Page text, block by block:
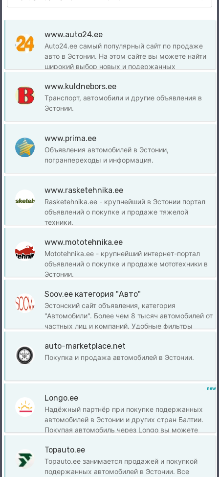
www.auto24.ee
Auto24.ee самый популярный сайт по продаже
авто в Эстонии. На этом сайте вы можете найти
широкий выбор новых и подержанных
предоставляет множество полезных функций для
поиска, таких как фильтры по цене, году
выпуска, пробегу и т.д.
www.kuldnebors.ee
Транспорт, автомобили и другие объявления в
Эстонии.
www.prima.ee
Объявления автомобилей в Эстонии,
погранпереходы и информация.
www.rasketehnika.ee
Rasketehnika.ee - крупнейший в Эстонии портал
объявлений о покупке и продаже тяжелой
техники.
www.mototehnika.ee
Mototehnika.ee - крупнейший интернет-портал
объявлений о покупке и продаже мототехники в
Эстонии.
Soov.ee категория "Авто"
Эстонский сайт объявления, категория
"Автомобили". Более чем 8 тысяч автомобилей от
частных лиц и компаний. Удобные фильтры
auto-marketplace.net
Покупка и продажа автомобилей в Эстонии.
Longo.ee
Надёжный партнёр при покупке подержанных
автомобилей в Эстонии и других стран Балтии.
Покупая автомобиль через Longo вы можете
средство в отличном техническом состояние.
new
Topauto.ee
Topauto.ee занимается продажей и покупкой
подержанных автомобилей в Эстонии. Все